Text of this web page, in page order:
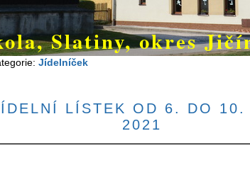
Slatiny, okres
Jídelníček
LÍSTEK OD 6. DO 10.
2021